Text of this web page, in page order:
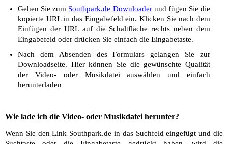
Gehen Sie zum Southpark.de Downloaderund fügen Sie die
kopierte URL in das Eingabefeld ein. Klicken Sie nach dem
Einfügen der URL auf die Schaltfläche rechts neben dem
Eingabefeld oder drücken Sie einfach die Eingabetaste.
Nach dem Absenden des Formulars gelangen Sie zur
Downloadseite. Hier können Sie die gewünschte Qualität
der Video- oder Musikdatei auswählen und einfach
herunterladen
Wie lade ich die Video- oder Musikdatei herunter?
Wenn Sie den Link Southpark.de in das Suchfeld eingefügt und die